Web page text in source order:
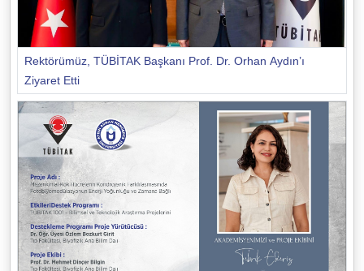
Rektörümüz, TÜBİTAK Başkanı Prof. Dr. Orhan Aydın’ı
Ziyaret Etti